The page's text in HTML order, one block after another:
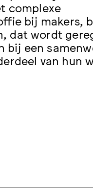
complexe
bij makers,
dat wordt
bij een
van hun